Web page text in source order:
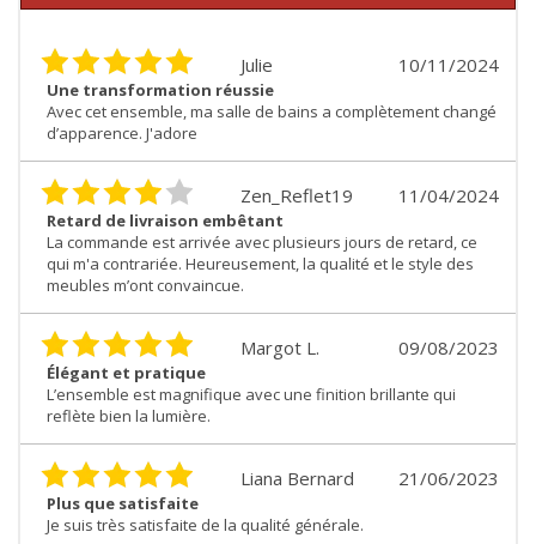
10/11/2024
Julie
Une transformation réussie
Avec cet ensemble, ma salle de bains a complètement changé
d’apparence. J'adore
11/04/2024
Zen_Reflet19
Retard de livraison embêtant
La commande est arrivée avec plusieurs jours de retard, ce
qui m'a contrariée. Heureusement, la qualité et le style des
meubles m’ont convaincue.
09/08/2023
Margot L.
Élégant et pratique
L’ensemble est magnifique avec une finition brillante qui
reflète bien la lumière.
21/06/2023
Liana Bernard
Plus que satisfaite
Je suis très satisfaite de la qualité générale.